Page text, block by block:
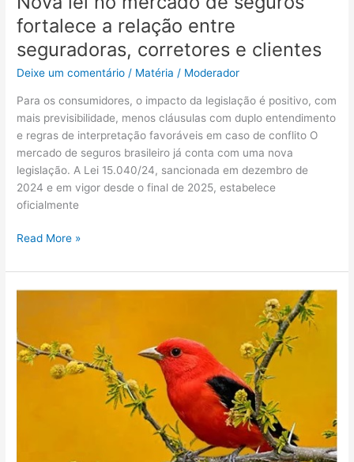
fortalece a relação entre
seguradoras, corretores e clientes
Deixe um comentário / Matéria / Moderador
Para os consumidores, o impacto da legislação é positivo, com
mais previsibilidade, menos cláusulas com duplo entendimento
e regras de interpretação favoráveis em caso de conflito O
mercado de seguros brasileiro já conta com uma nova
legislação. A Lei 15.040/24, sancionada em dezembro de
2024 e em vigor desde o final de 2025, estabelece
oficialmente
Read More »
Cadeiras
(Valorize
Seguros)